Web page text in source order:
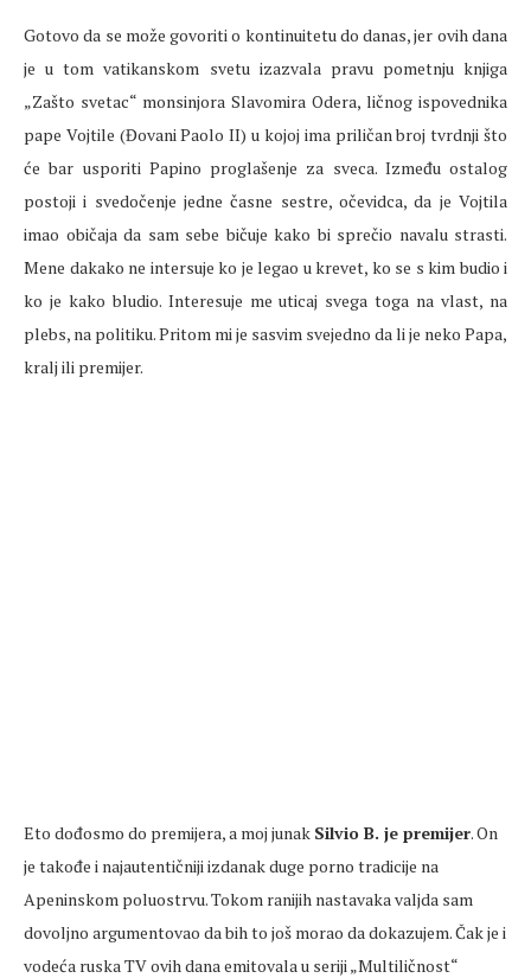
Gotovo da se može govoriti o kontinuitetu do danas, jer ovih dana
je u tom vatikanskom svetu izazvala pravu pometnju knjiga
„Zašto svetac“ monsinjora Slavomira Odera, ličnog ispovednika
pape Vojtile (Đovani Paolo II) u kojoj ima priličan broj tvrdnji što
će bar usporiti Papino proglašenje za sveca. Između ostalog
postoji i svedočenje jedne časne sestre, očevidca, da je Vojtila
imao običaja da sam sebe bičuje kako bi sprečio navalu strasti.
Mene dakako ne intersuje ko je legao u krevet, ko se s kim budio i
ko je kako bludio. Interesuje me uticaj svega toga na vlast, na
plebs, na politiku. Pritom mi je sasvim svejedno da li je neko Papa,
kralj ili premijer.
Eto dođosmo do premijera, a moj junak Silvio B. je premijer. On
je takođe i najautentičniji izdanak duge porno tradicije na
Apeninskom poluostrvu. Tokom ranijih nastavaka valjda sam
dovoljno argumentovao da bih to još morao da dokazujem. Čak je i
vodeća ruska TV ovih dana emitovala u seriji „Multiličnost“